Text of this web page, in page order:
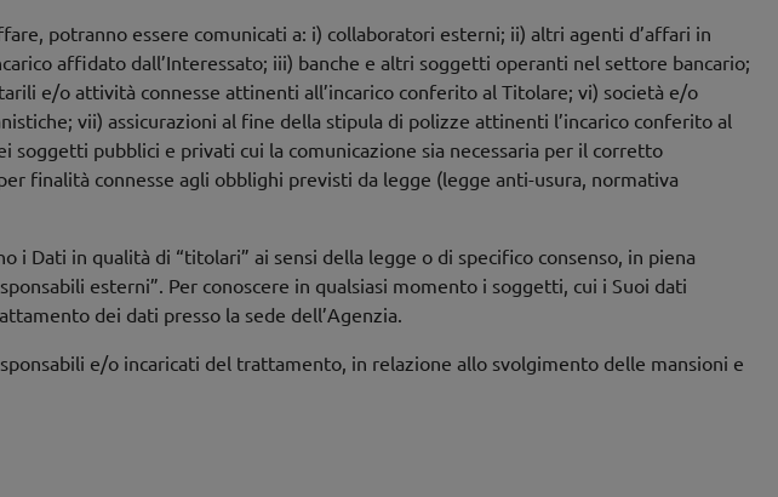
potranno essere comunicati a: i) collaboratori esterni; ii) altri agenti d’affari in
affidato dall’Interessato; iii) banche e altri soggetti operanti nel settore bancario;
e/o attività connesse attinenti all’incarico conferito al Titolare; vi) società e/o
vii) assicurazioni al fine della stipula di polizze attinenti l’incarico conferito al
pubblici e privati cui la comunicazione sia necessaria per il corretto
finalità connesse agli obblighi previsti da legge (legge anti-usura, normativa
Dati in qualità di “titolari” ai sensi della legge o di specifico consenso, in piena
esterni”. Per conoscere in qualsiasi momento i soggetti, cui i Suoi dati
dei dati presso la sede dell’Agenzia.
e/o incaricati del trattamento, in relazione allo svolgimento delle mansioni e